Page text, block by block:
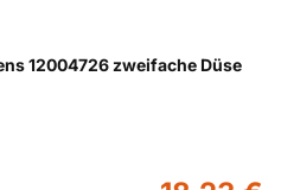
12004726 zweifache Düse